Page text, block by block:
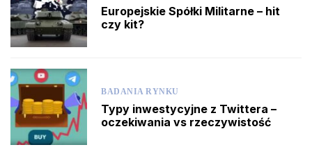
Europejskie Spółki Militarne – hit
czy kit?
BADANIA RYNKU
Typy inwestycyjne z Twittera –
oczekiwania vs rzeczywistość